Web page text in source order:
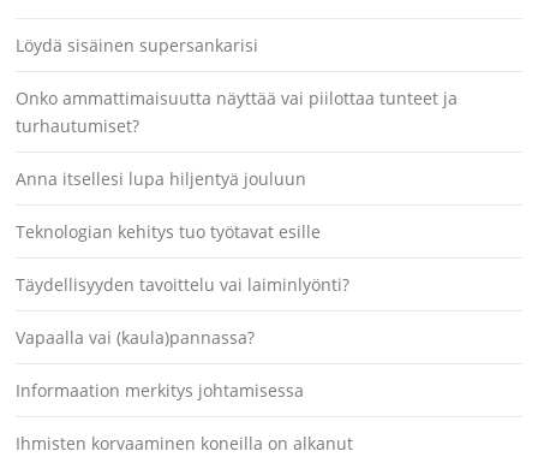
Löydä sisäinen supersankarisi
Onko ammattimaisuutta näyttää vai piilottaa tunteet ja
turhautumiset?
Anna itsellesi lupa hiljentyä jouluun
Teknologian kehitys tuo työtavat esille
Täydellisyyden tavoittelu vai laiminlyönti?
Vapaalla vai (kaula)pannassa?
Informaation merkitys johtamisessa
Ihmisten korvaaminen koneilla on alkanut